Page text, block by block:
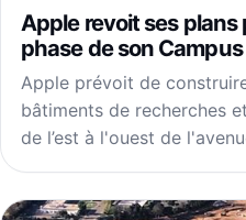
Apple revoit ses plans
phase de son Campus
Apple prévoit de
bâtiments de recherches
de l’est à l'ouest de